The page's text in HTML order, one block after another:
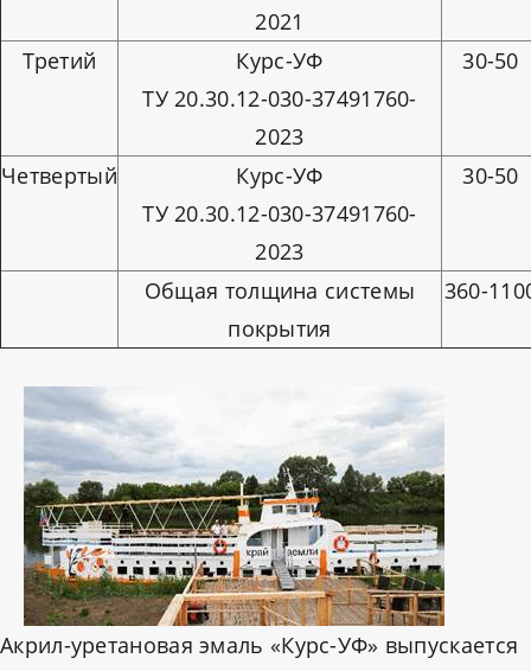
2021
Третий
Курс-УФ
ТУ 20.30.12-030-37491760-
2023
30-50
Четвертый
Курс-УФ
ТУ 20.30.12-030-37491760-
2023
30-50
Общая толщина системы
покрытия
360-
Акрил-уретановая эмаль «Курс-УФ» выпускается